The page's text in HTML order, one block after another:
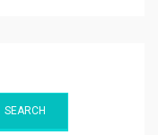
SEARCH